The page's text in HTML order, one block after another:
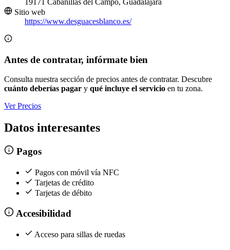
19171 Cabanillas del Campo, Guadalajara
Sitio web
https://www.desguacesblanco.es/
Antes de contratar, infórmate bien
Consulta nuestra sección de precios antes de contratar. Descubre
cuánto deberías pagar y qué incluye el servicio en tu zona.
Ver Precios
Datos interesantes
Pagos
Pagos con móvil vía NFC
Tarjetas de crédito
Tarjetas de débito
Accesibilidad
Acceso para sillas de ruedas